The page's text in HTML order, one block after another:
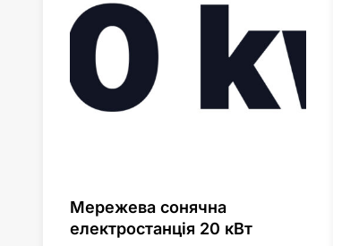
Мережева сонячна
електростанція 20 кВт